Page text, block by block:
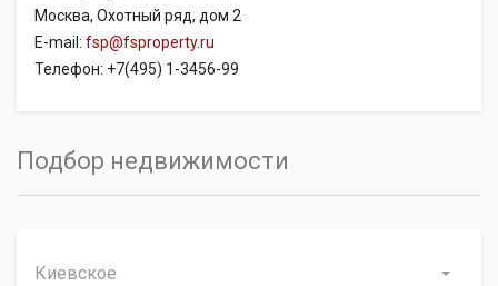
Москва, Охотный ряд, дом 2
E-mail: fsp@fsproperty.ru
Телефон: +7(495) 1-3456-99
Подбор недвижимости
Киевское